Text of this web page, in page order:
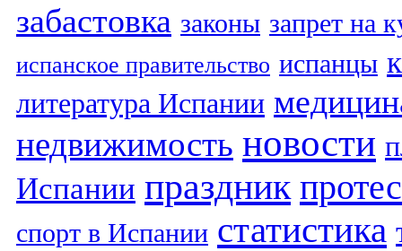
забастовка законы запрет на
испанское правительство испанцы
литература Испании
недвижимость новости
Испании праздник
спорт в Испании статистика